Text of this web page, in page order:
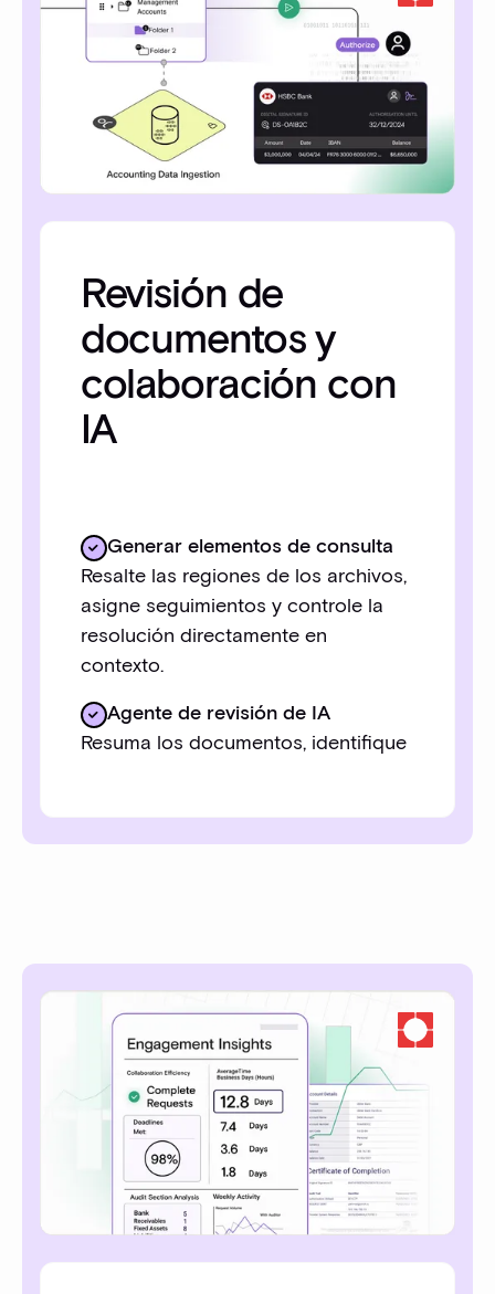
Revisión de
documentos y
colaboración con
IA
Generar elementos de consulta
Resalte las regiones de los archivos,
asigne seguimientos y controle la
resolución directamente en
contexto.
Agente de revisión de IA
Resuma los documentos, identifique